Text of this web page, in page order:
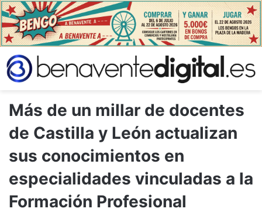
Más de un millar de docentes
de Castilla y León actualizan
sus conocimientos en
especialidades vinculadas a la
Formación Profesional